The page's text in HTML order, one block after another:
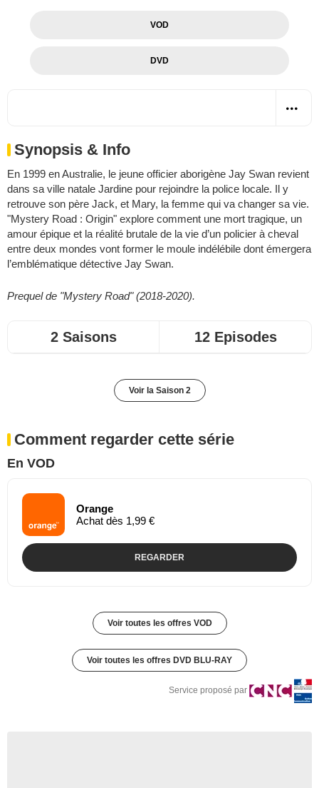
VOD
DVD
Synopsis & Info
En 1999 en Australie, le jeune officier aborigène Jay Swan revient
dans sa ville natale Jardine pour rejoindre la police locale. Il y
retrouve son père Jack, et Mary, la femme qui va changer sa vie.
"Mystery Road : Origin" explore comment une mort tragique, un
amour épique et la réalité brutale de la vie d’un policier à cheval
entre deux mondes vont former le moule indélébile dont émergera
l’emblématique détective Jay Swan.
Prequel de "Mystery Road" (2018-2020).
2 Saisons 12 Episodes
Voir la Saison 2
Comment regarder cette série
En VOD
Orange
Achat dès 1,99 €
REGARDER
Voir toutes les offres VOD
Voir toutes les offres DVD BLU-RAY
Service proposé par